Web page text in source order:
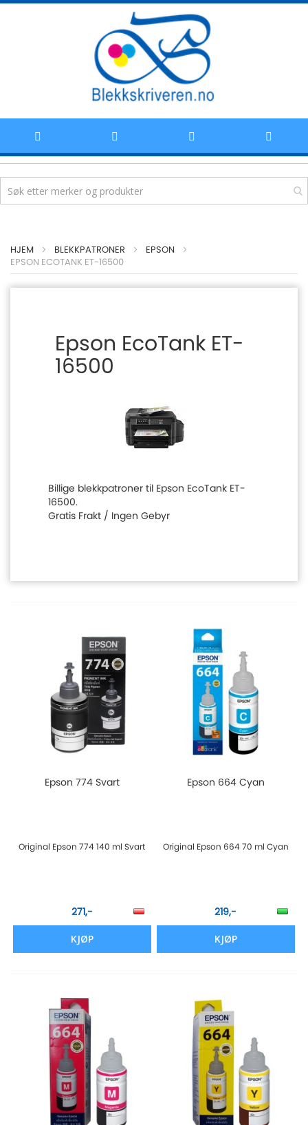
til
innhold
HJEM BLEKKPATRONER
EPSON
EPSON ECOTANK ET-16500
Epson EcoTank ET-
16500
Billige blekkpatroner til Epson EcoTank ET-
16500.
Gratis Frakt / Ingen Gebyr
Epson 774 Svart
Original Epson 774 140 ml Svart
271,-
KJØP
Epson 664 Cyan
Original Epson 664 70 ml Cyan
219,-
KJØP